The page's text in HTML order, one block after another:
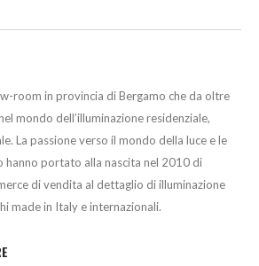
room in provincia di Bergamo che da oltre
mondo dell’illuminazione residenziale,
La passione verso il mondo della luce e le
hanno portato alla nascita nel 2010 di
di vendita al dettaglio di illuminazione
made in Italy e internazionali.